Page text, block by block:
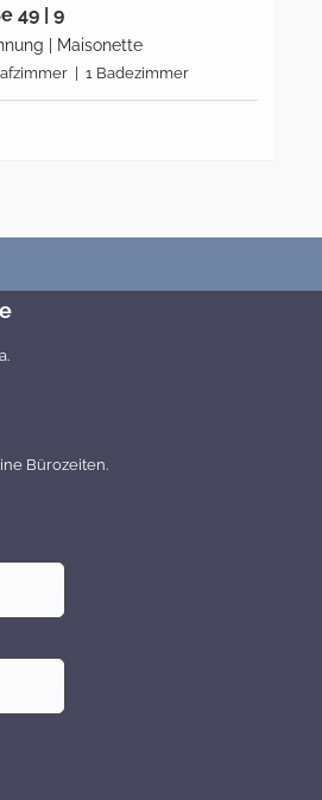
49 | 3
| Maisonette
| 1 Badezimmer | Gäste
Bürozeiten.